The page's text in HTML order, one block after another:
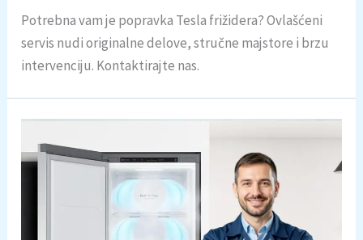
Potrebna vam je popravka Tesla frižidera? Ovlašćeni
servis nudi originalne delove, stručne majstore i brzu
intervenciju. Kontaktirajte nas.